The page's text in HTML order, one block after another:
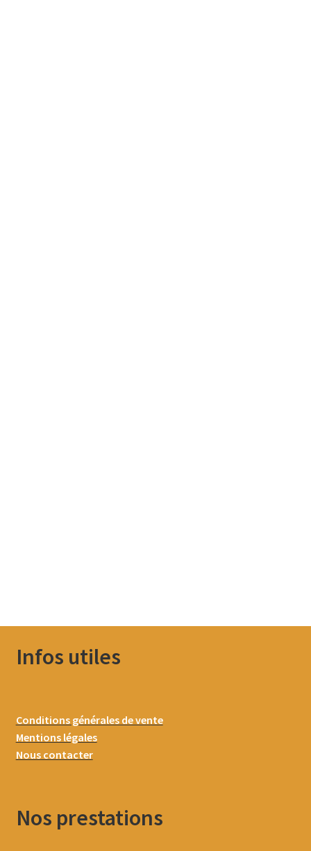
Infos utiles
Conditions générales de vente
Mentions légales
Nous contacter
Nos prestations